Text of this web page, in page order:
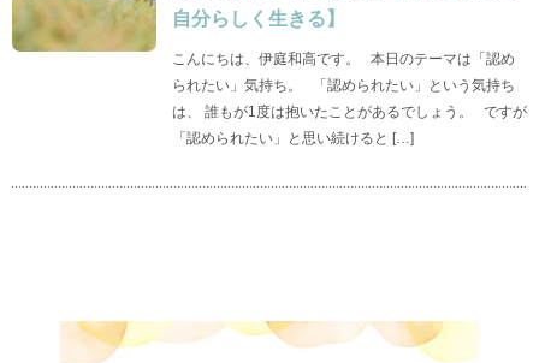
自分らしく生きる】
こんにちは、伊庭和高です。 本日のテーマは「認め
られたい」気持ち。 「認められたい」という気持ち
は、 誰もが1度は抱いたことがあるでしょう。 ですが
「認められたい」と思い続けると […]